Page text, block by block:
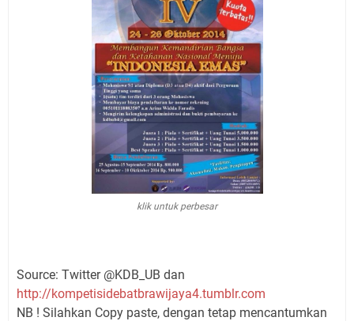
klik untuk perbesar
Source: Twitter @KDB_UB dan
http://kompetisidebatbrawijaya4.tumblr.com
NB ! Silahkan Copy paste, dengan tetap mencantumkan